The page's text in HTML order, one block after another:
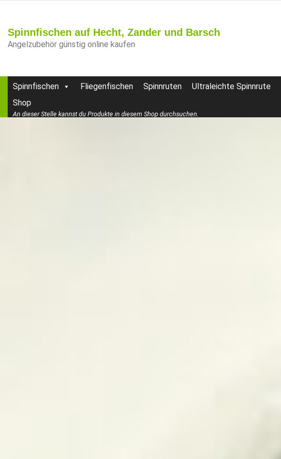
Spinnfischen auf Hecht, Zander und Barsch
Angelzubehör günstig online kaufen
Spinnfischen Fliegenfischen Spinnruten Ultraleichte Spinnrute
Shop
An dieser Stelle kannst du Produkte in diesem Shop durchsuchen.